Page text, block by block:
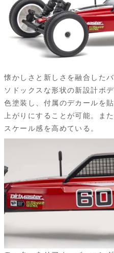
懐かしさと新しさを融合した
ソドックスな形状の新設計ボ
色塗装し、付属のデカールを
上がりにすることが可能。ま
スケール感を高めている。